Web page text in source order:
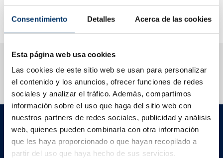
Consentimiento Detalles Acerca de las cookies
Esta página web usa cookies
Las cookies de este sitio web se usan para personalizar
el contenido y los anuncios, ofrecer funciones de redes
sociales y analizar el tráfico. Además, compartimos
información sobre el uso que haga del sitio web con
nuestros partners de redes sociales, publicidad y análisis
web, quienes pueden combinarla con otra información
que les haya proporcionado o que hayan recopilado a
partir del uso que haya hecho de sus servicios.
treatments?
What Are the Symptoms of Low Progesterone Levels?
We help you answer your questions
Barcelona IVF
Planetarium Building
Escoles Pies, 103. 08017 Barcelona, Spain
+34 934 176 916
| info@bcnivf.com